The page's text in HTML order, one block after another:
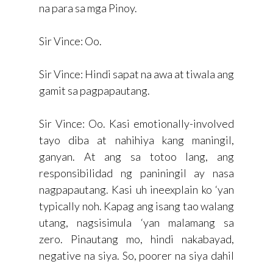
na para sa mga Pinoy.
Sir Vince: Oo.
Sir Vince: Hindi sapat na awa at tiwala ang
gamit sa pagpapautang.
Sir Vince: Oo. Kasi emotionally-involved
tayo diba at nahihiya kang maningil,
ganyan. At ang sa totoo lang, ang
responsibilidad ng paniningil ay nasa
nagpapautang. Kasi uh ineexplain ko ‘yan
typically noh. Kapag ang isang tao walang
utang, nagsisimula ‘yan malamang sa
zero. Pinautang mo, hindi nakabayad,
negative na siya. So, poorer na siya dahil